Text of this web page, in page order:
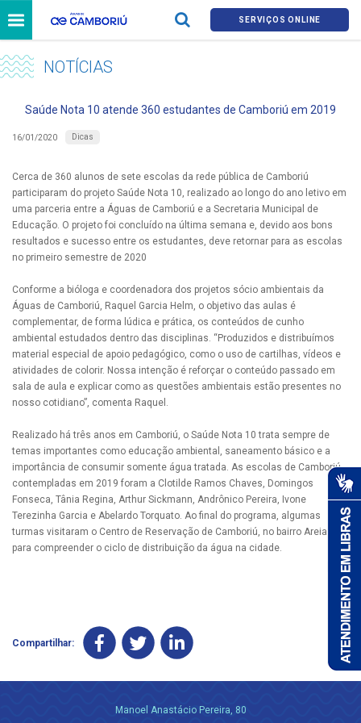
SERVIÇOS ONLINE
NOTÍCIAS
Saúde Nota 10 atende 360 estudantes de Camboriú em 2019
16/01/2020 Dicas
Cerca de 360 alunos de sete escolas da rede pública de Camboriú
participaram do projeto Saúde Nota 10, realizado ao longo do ano letivo em
uma parceria entre a Águas de Camboriú e a Secretaria Municipal de
Educação. O projeto foi concluído na última semana e, devido aos bons
resultados e sucesso entre os estudantes, deve retornar para as escolas
no primeiro semestre de 2020
Conforme a bióloga e coordenadora dos projetos sócio ambientais da
Águas de Camboriú, Raquel Garcia Helm, o objetivo das aulas é
complementar, de forma lúdica e prática, os conteúdos de cunho
ambiental estudados dentro das disciplinas. “Produzidos e distribuímos
material especial de apoio pedagógico, como o uso de cartilhas, vídeos e
atividades de colorir. Nossa intenção é reforçar o conteúdo passado em
sala de aula e explicar como as questões ambientais estão presentes no
nosso cotidiano”, comenta Raquel.
Realizado há três anos em Camboriú, o Saúde Nota 10 trata sempre de
temas importantes como educação ambiental, saneamento básico e a
importância de consumir somente água tratada. As escolas de Camboriú
contempladas em 2019 foram a Clotilde Ramos Chaves, Domingos
Fonseca, Tânia Regina, Arthur Sickmann, Andrônico Pereira, Ivone
Terezinha Garcia e Abelardo Torquato. Ao final do programa, algumas
turmas visitaram o Centro de Reservação de Camboriú, no bairro Areias,
para compreender o ciclo de distribuição da água na cidade.
Compartilhar:
Manoel Anastácio Pereira, 80